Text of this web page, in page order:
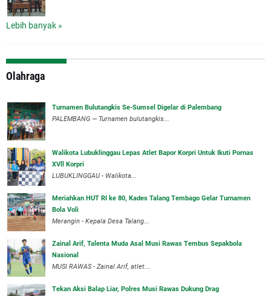
Lebih banyak »
Olahraga
Turnamen Bulutangkis Se-Sumsel Digelar di Palembang
PALEMBANG — Turnamen bulutangkis...
Walikota Lubuklinggau Lepas Atlet Bapor Korpri Untuk Ikuti Pornas
XVll Korpri
LUBUKLINGGAU - Walikota...
Meriahkan HUT RI ke 80, Kades Talang Tembago Gelar Turnamen
Bola Voli
Merangin - Kepala Desa Talang...
Zainal Arif, Talenta Muda Asal Musi Rawas Tembus Sepakbola
Nasional
MUSI RAWAS - Zainal Arif, atlet...
Tekan Aksi Balap Liar, Polres Musi Rawas Dukung Drag